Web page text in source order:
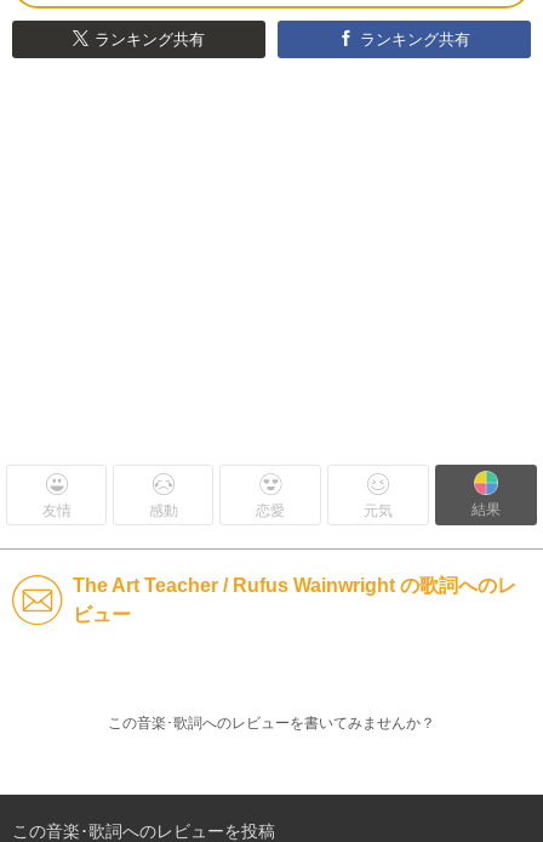
ランキング共有 ランキング共有
友情 感動 恋愛 元気 結果
The Art Teacher / Rufus Wainwright の歌詞へのレ
ビュー
この音楽･歌詞へのレビューを書いてみませんか？
この音楽･歌詞へのレビューを投稿